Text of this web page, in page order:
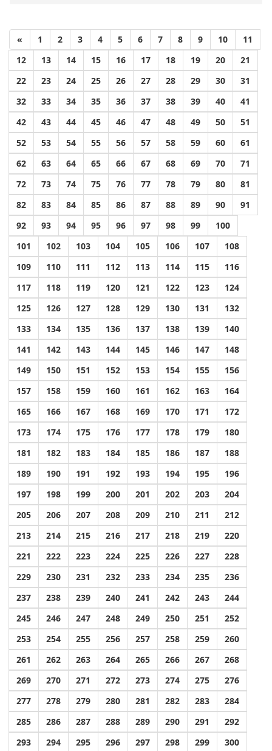
« 1 2 3 4 5 6 7 8 9 10
11
12
13 14 15 16 17 18 19 20
21
22
23 24 25 26 27 28 29 30
31
32
33 34 35 36 37 38 39 40
41
42
43 44 45 46 47 48 49 50
51
52
53 54 55 56 57 58 59 60
61
62
63 64 65 66 67 68 69 70
71
72
73 74 75 76 77 78 79 80
81
82
83 84 85 86 87 88 89 90
91
92
93 94 95 96 97 98 99
100
101
102 103 104 105 106 107
108
109
110 111 112 113 114 115
116
117
118 119 120 121 122 123
124
125
126 127 128 129 130 131
132
133
134 135 136 137 138 139
140
141
142 143 144 145 146 147
148
149
150 151 152 153 154 155
156
157
158 159 160 161 162 163
164
165
166 167 168 169 170 171
172
173
174 175 176 177 178 179
180
181
182 183 184 185 186 187
188
189
190 191 192 193 194 195
196
197
198 199 200 201 202 203
204
205
206 207 208 209 210 211
212
213
214 215 216 217 218 219
220
221
222 223 224 225 226 227
228
229
230 231 232 233 234 235
236
237
238 239 240 241 242 243
244
245
246 247 248 249 250 251
252
253
254 255 256 257 258 259
260
261
262 263 264 265 266 267
268
269
270 271 272 273 274 275
276
277
278 279 280 281 282 283
284
285
286 287 288 289 290 291
292
293
294 295 296 297 298 299
300